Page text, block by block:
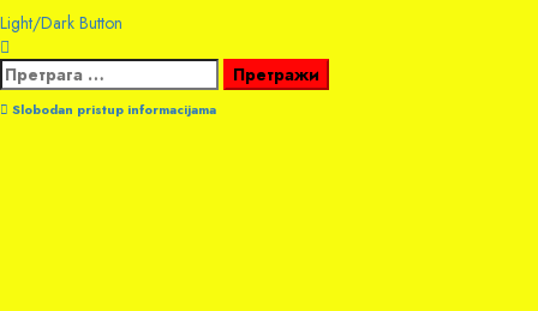
Light/Dark Button
Претрага
за:
Slobodan pristup informacijama